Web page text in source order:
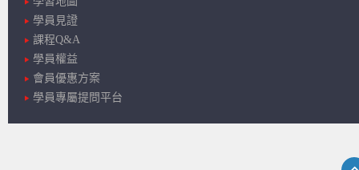
學員見證
課程Q&A
學員權益
會員優惠方案
學員專屬提問平台